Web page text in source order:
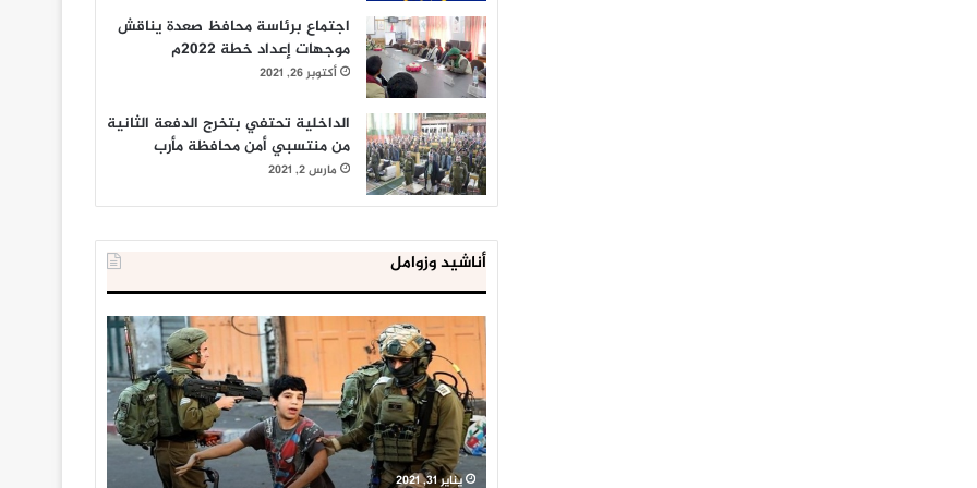
اجتماع برئاسة محافظ صعدة يناقش
موجهات إعداد خطة 2022م
أكتوبر 26, 2021
الداخلية تحتفي بتخرج الدفعة الثانية
من منتسبي أمن محافظة مأرب
مارس 2, 2021
أناشيد وزوامل
العدو
الإسرائيلي
اعتقل
543
طفلا
فلسطينيا
خلال
يناير 31, 2021
الداخلية
المصرية
تعلن
إحباط
‘مخطط
كبير’